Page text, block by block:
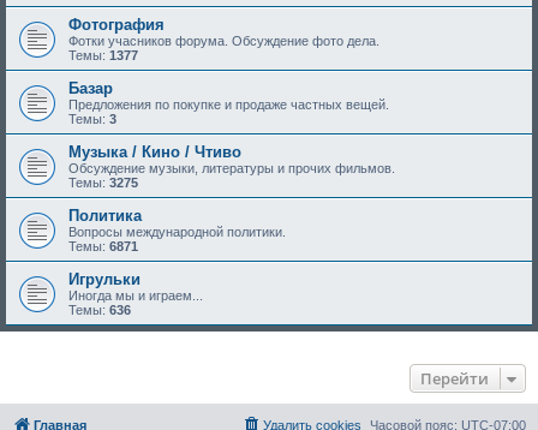
Фотография
Фотки учасников форума. Обсуждение фото дела.
Темы: 1377
Базар
Предложения по покупке и продаже частных вещей.
Темы: 3
Музыка / Кино / Чтиво
Обсуждение музыки, литературы и прочих фильмов.
Темы: 3275
Политика
Вопросы международной политики.
Темы: 6871
Игрульки
Иногда мы и играем...
Темы: 636
Перейти
Главная Часовой пояс: UTC-07:00
Удалить cookies